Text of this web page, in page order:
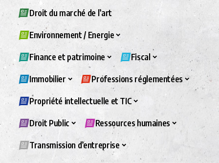
Droit du marché de l’art
Environnement / Energie
Finance et patrimoine Fiscal
Immobilier Professions réglementées
Propriété intellectuelle et TIC
Droit Public Ressources humaines
Transmission d’entreprise